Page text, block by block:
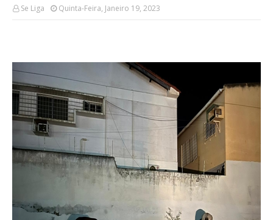
Se Liga Quinta-Feira, Janeiro 19, 2023